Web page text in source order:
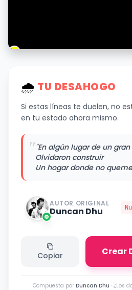
🌧 ️ TU DESAHOGO
Si estas líneas te duelen, no
en tu estado ahora mismo.
""En algún lugar de un
Olvidaron construir
Un hogar donde no
AUTOR ORIGINAL
Duncan Dhu
Copiar Crear
Compuesta por Duncan Dhu · ¿Los